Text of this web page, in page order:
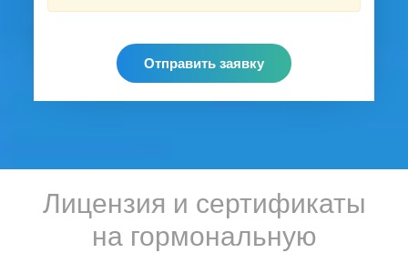
Отправить заявку
Лицензия и сертификаты
на гормональную